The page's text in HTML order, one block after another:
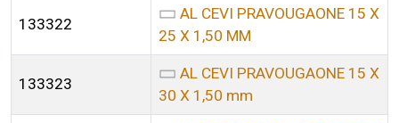
133322
AL CEVI PRAVOUGAONE 15 X
25 X 1,50 MM
133323
AL CEVI PRAVOUGAONE 15 X
30 X 1,50 mm